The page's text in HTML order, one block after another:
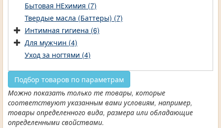
Бытовая НЕхимия (7)
Твердые масла (Баттеры) (7)
Интимная гигиена (6)
Для мужчин (4)
Уход за ногтями (4)
Подбор товаров по параметрам
Можно показать только те товары, которые
соответствуют указанным вами условиям, например,
товары определенного вида, размера или обладающие
определенными свойствами.